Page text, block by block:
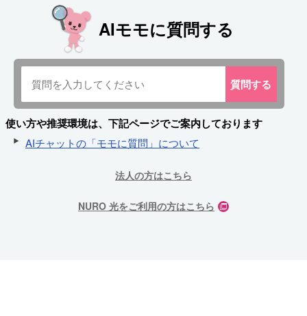
AIモモに質問する
質問する
使い方や推奨環境は、下記ページでご案内しております
AIチャットの「モモに質問」について
法人の方はこちら
NURO 光をご利用の方はこちら